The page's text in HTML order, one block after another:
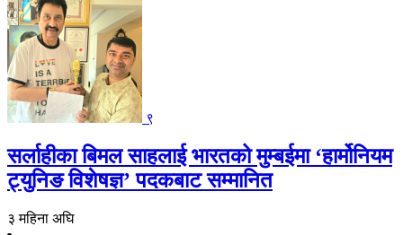
९
सर्लाहीका बिमल साहलाई भारतको मुम्बईमा ‘हार्मोनियम
ट्युनिङ विशेषज्ञ’ पदकबाट सम्मानित
३ महिना अघि